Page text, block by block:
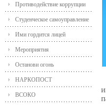
Противодействие коррупции
Студенческое самоуправление
Ими гордится лицей
Мероприятия
Останови огонь
НАРКОПОСТ
ВСОКО